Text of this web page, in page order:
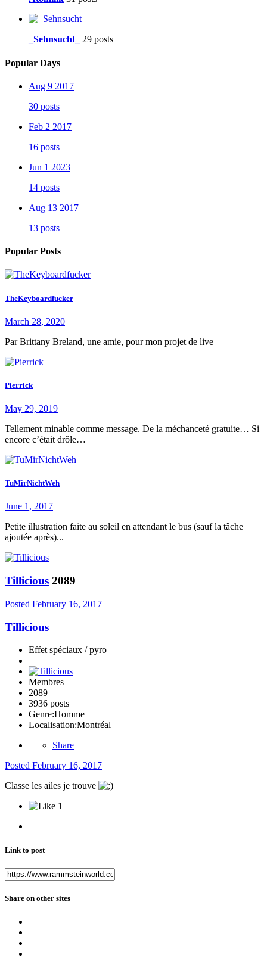
_Sehnsucht_ 29 posts
Popular Days
Aug 9 2017
30 posts
Feb 2 2017
16 posts
Jun 1 2023
14 posts
Aug 13 2017
13 posts
Popular Posts
TheKeyboardfucker
March 28, 2020
Par Brittany Breland, une amie, pour mon projet de live
Pierrick
May 29, 2019
Tellement minable comme message. De la méchanceté gratuite… Si
encore c’était drôle…
TuMirNichtWeh
June 1, 2017
Petite illustration faite au soleil en attendant le bus (sauf la tâche
ajoutée après)...
Tillicious 2089
Posted February 16, 2017
Tillicious
Effet spéciaux / pyro
Membres
2089
3936 posts
Genre:Homme
Localisation:Montréal
Share
Posted February 16, 2017
Classe les ailes je trouve
1
Link to post
Share on other sites